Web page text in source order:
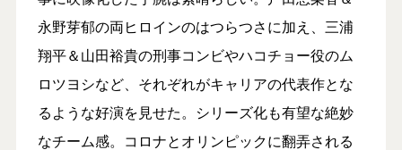
永野芽郁の両ヒロインのはつらつさに加え、三浦
翔平＆山田裕貴の刑事コンビやハコチョー役のム
ロツヨシなど、それぞれがキャリアの代表作とな
るような好演を見せた。シリーズ化も有望な絶妙
なチーム感。コロナとオリンピックに翻弄される